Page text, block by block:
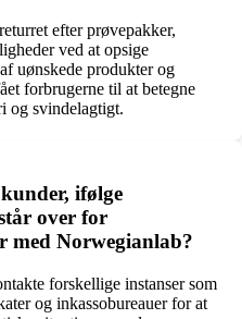
efter prøvepakker,
ved at opsige
uønskede produkter og
forbrugerne til at betegne
og svindelagtigt.
ifølge
over for
med Norwegianlab?
forskellige instanser som
og inkassobureauer for at